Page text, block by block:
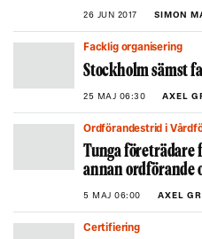
26 JUN 2017 SIMON
Facklig organisering
Stockholm sämst
25 MAJ 06:30 AXEL
Ordförandestrid i
Tunga företrädare
annan ordförande
5 MAJ 06:00 AXEL
Certifiering